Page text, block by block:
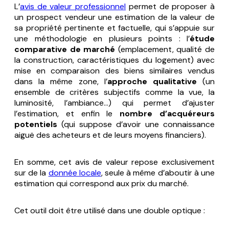
L’avis de valeur professionnel permet de proposer à
un prospect vendeur une estimation de la valeur de
sa propriété pertinente et factuelle, qui s’appuie sur
une méthodologie en plusieurs points : l’étude
comparative de marché (emplacement, qualité de
la construction, caractéristiques du logement) avec
mise en comparaison des biens similaires vendus
dans la même zone, l’approche qualitative (un
ensemble de critères subjectifs comme la vue, la
luminosité, l’ambiance…) qui permet d’ajuster
l’estimation, et enfin le nombre d’acquéreurs
potentiels (qui suppose d’avoir une connaissance
aiguë des acheteurs et de leurs moyens financiers).
En somme, cet avis de valeur repose exclusivement
sur de la donnée locale, seule à même d’aboutir à une
estimation qui correspond aux prix du marché.
Cet outil doit être utilisé dans une double optique :